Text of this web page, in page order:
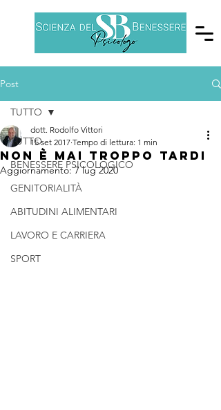
Post
TUTTO
BENESSERE PSICOLOGICO
GENITORIALITÀ
ABITUDINI ALIMENTARI
LAVORO E CARRIERA
SPORT
TUTTO
Non è mai troppo tardi
dott. Rodolfo Vittori
15 set 2017 Tempo di lettura: 1 min
Aggiornamento:7 lug 2020